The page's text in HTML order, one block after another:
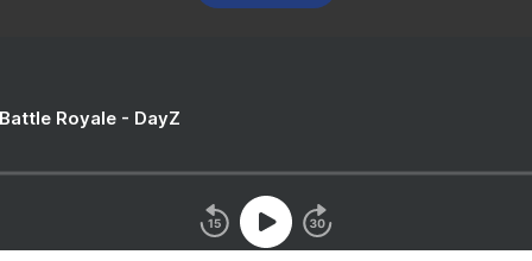
Royale - DayZ